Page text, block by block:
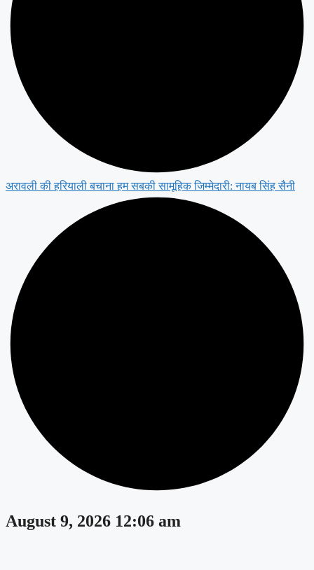
अरावली की हरियाली बचाना हम सबकी सामूहिक जिम्मेदारी: नायब सिंह सैनी
August 9, 2026 12:06 am